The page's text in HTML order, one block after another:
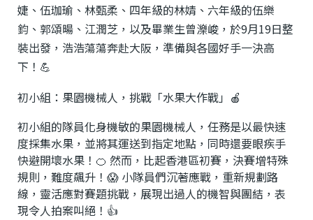
婕、伍珈瑜、林甄柔、四年級的林婧、六年級的伍樂
鈞、郭頌暘、江潤芝，以及畢業生曾濼峻，於9月19日整
裝出發，浩浩蕩蕩奔赴大阪，準備與各國好手一決高
下！💪
初小組：果園機械人，挑戰「水果大作戰」🍎
初小組的隊員化身機敏的果園機械人，任務是以最快速
度採集水果，並將其運送到指定地點，同時還要眼疾手
快避開壞水果！🍊 然而，比起香港區初賽，決賽增特殊
規則，難度飆升！😱 小隊員們沉著應戰，重新規劃路
線，靈活應對賽題挑戰，展現出過人的機智與團結，表
現令人拍案叫絕！👍